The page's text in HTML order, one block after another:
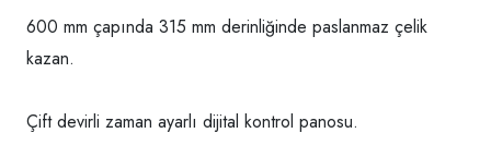
600 mm çapında 315 mm derinliğinde paslanmaz çelik
kazan.
Çift devirli zaman ayarlı dijital kontrol panosu.